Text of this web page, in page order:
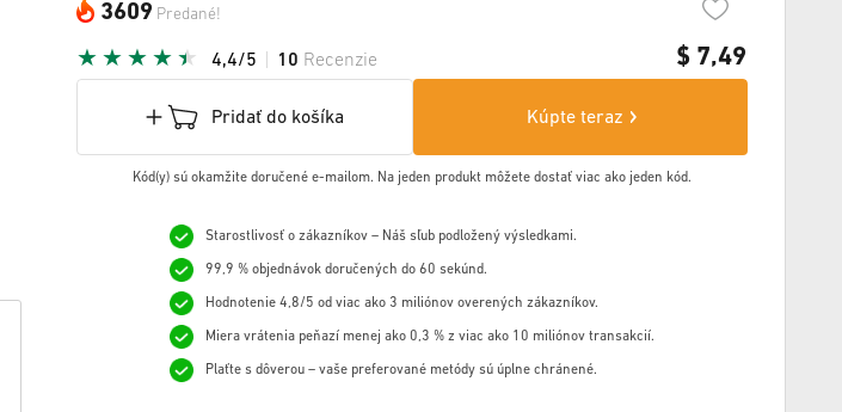
3609 Predané!
$ 7,49
4,4/5 10 Recenzie
Pridať do košíka Kúpte teraz
Kód(y) sú okamžite doručené e-mailom. Na jeden produkt môžete dostať viac ako jeden kód.
Starostlivosť o zákazníkov – Náš sľub podložený výsledkami.
99,9 % objednávok doručených do 60 sekúnd.
Hodnotenie 4,8/5 od viac ako 3 miliónov overených zákazníkov.
Miera vrátenia peňazí menej ako 0,3 % z viac ako 10 miliónov transakcií.
Plaťte s dôverou – vaše preferované metódy sú úplne chránené.